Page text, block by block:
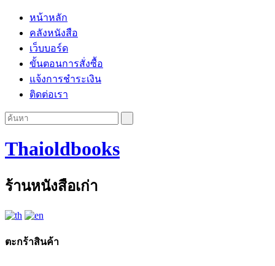
หน้าหลัก
คลังหนังสือ
เว็บบอร์ด
ขั้นตอนการสั่งซื้อ
แจ้งการชำระเงิน
ติดต่อเรา
Thaioldbooks
ร้านหนังสือเก่า
ตะกร้าสินค้า